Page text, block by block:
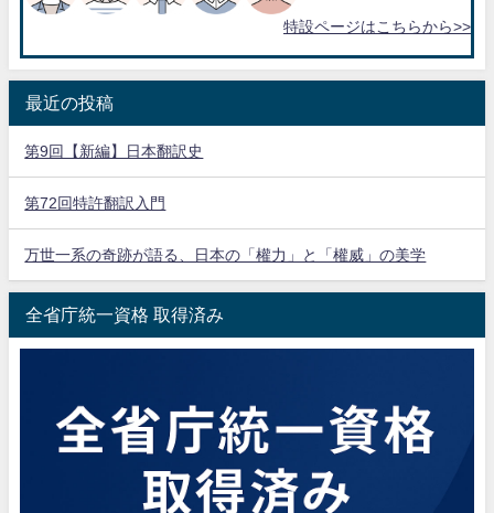
特設ページはこちらから>>
最近の投稿
第9回【新編】日本翻訳史
第72回特許翻訳入門
万世一系の奇跡が語る、日本の「權力」と「權威」の美学
全省庁統一資格 取得済み